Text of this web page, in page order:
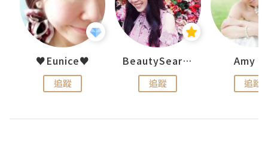
♥Eunice♥
追蹤
BeautySearch
追蹤
Amy
追蹤